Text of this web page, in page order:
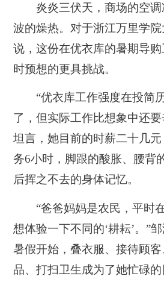
炎炎三伏天，商场的空调
波的燥热。对于浙江万里学
说，这份在优衣库的暑期导
时预想的更具挑战。
“优衣库工作强度在投简历
了，但实际工作比想象中还
坦言，她目前的时薪二十几
务6小时，脚跟的酸胀、腰背
后挥之不去的身体记忆。
“爸爸妈妈是农民，平时
想体验一下不同的‘耕耘’。”
暑假开始，叠衣服、接待顾
品、打扫卫生成为了她忙碌的